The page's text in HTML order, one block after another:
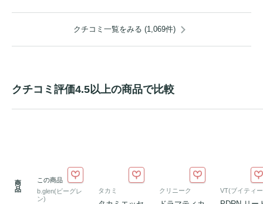
クチコミ一覧をみる (1,069件)
クチコミ評価4.5以上の商品で比較
商
品
この商品
b.glen(ビーグレ
ン)
タカミ クリニーク VT(ブイティ